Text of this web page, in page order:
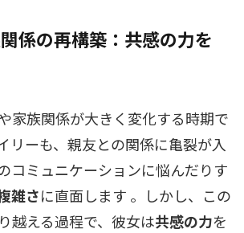
係の再構築：共感の力を
家族関係が大きく変化する時期で
リーも、親友との関係に亀裂が入
コミュニケーションに悩んだりす
雑さに直面します 。しかし、この
越える過程で、彼女は共感の力を